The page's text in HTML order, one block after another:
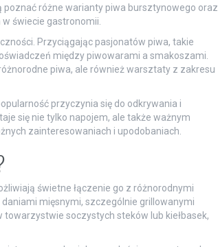
różne warianty piwa bursztynowego oraz
świecie gastronomii.
Przyciągając pasjonatów piwa, takie
między piwowarami a smakoszami.
piwa, ale również warsztaty z zakresu
przyczynia się do odkrywania i
się nie tylko napojem, ale także ważnym
zainteresowaniach i upodobaniach.
świetne łączenie go z różnorodnymi
mięsnymi, szczególnie grillowanymi
soczystych steków lub kiełbasek,